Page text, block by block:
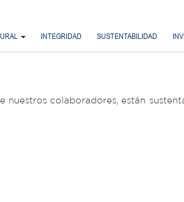
INTEGRIDAD SUSTENTABILIDAD
colaboradores, están